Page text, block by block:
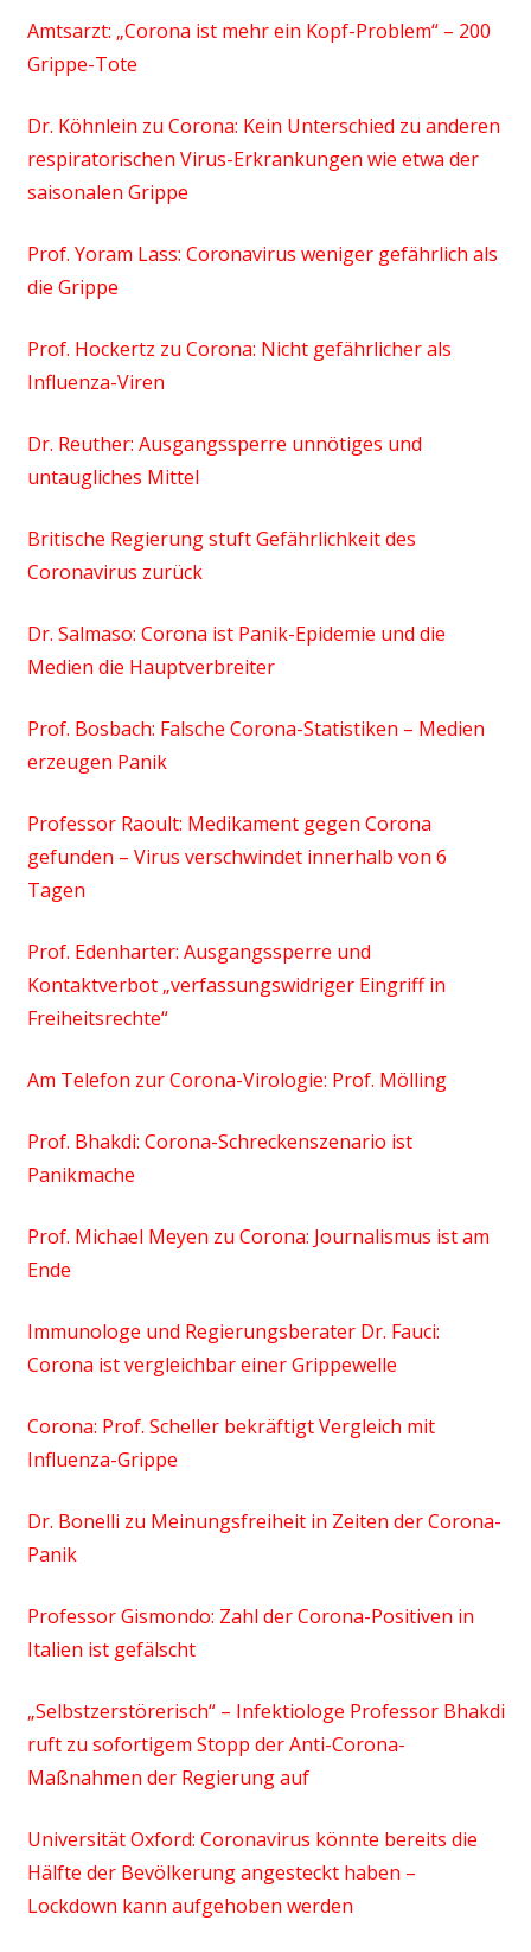
Amtsarzt: „Corona ist mehr ein Kopf-Problem“ – 200
Grippe-Tote
Dr. Köhnlein zu Corona: Kein Unterschied zu anderen
respiratorischen Virus-Erkrankungen wie etwa der
saisonalen Grippe
Prof. Yoram Lass: Coronavirus weniger gefährlich als
die Grippe
Prof. Hockertz zu Corona: Nicht gefährlicher als
Influenza-Viren
Dr. Reuther: Ausgangssperre unnötiges und
untaugliches Mittel
Britische Regierung stuft Gefährlichkeit des
Coronavirus zurück
Dr. Salmaso: Corona ist Panik-Epidemie und die
Medien die Hauptverbreiter
Prof. Bosbach: Falsche Corona-Statistiken – Medien
erzeugen Panik
Professor Raoult: Medikament gegen Corona
gefunden – Virus verschwindet innerhalb von 6
Tagen
Prof. Edenharter: Ausgangssperre und
Kontaktverbot „verfassungswidriger Eingriff in
Freiheitsrechte“
Am Telefon zur Corona-Virologie: Prof. Mölling
Prof. Bhakdi: Corona-Schreckenszenario ist
Panikmache
Prof. Michael Meyen zu Corona: Journalismus ist am
Ende
Immunologe und Regierungsberater Dr. Fauci:
Corona ist vergleichbar einer Grippewelle
Corona: Prof. Scheller bekräftigt Vergleich mit
Influenza-Grippe
Dr. Bonelli zu Meinungsfreiheit in Zeiten der Corona-
Panik
Professor Gismondo: Zahl der Corona-Positiven in
Italien ist gefälscht
„Selbstzerstörerisch“ – Infektiologe Professor Bhakdi
ruft zu sofortigem Stopp der Anti-Corona-
Maßnahmen der Regierung auf
Universität Oxford: Coronavirus könnte bereits die
Hälfte der Bevölkerung angesteckt haben –
Lockdown kann aufgehoben werden